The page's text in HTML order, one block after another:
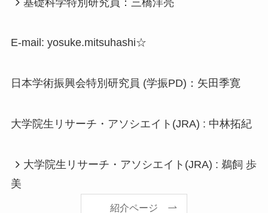
E-mail: yosuke.mitsuhashi☆
日本学術振興会特別研究員 (学振PD)：矢田季寛
大学院生リサーチ・アソシエイト(JRA) : 中林拓紀
大学院生リサーチ・アソシエイト(JRA) : 鵜飼 歩
美
紹介ページ